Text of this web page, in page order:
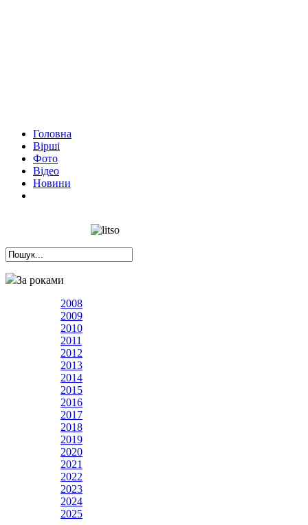
Головна
Вірші
Фото
Відео
Новини
За роками
2008
2009
2010
2011
2012
2013
2014
2015
2016
2017
2018
2019
2020
2021
2022
2023
2024
2025